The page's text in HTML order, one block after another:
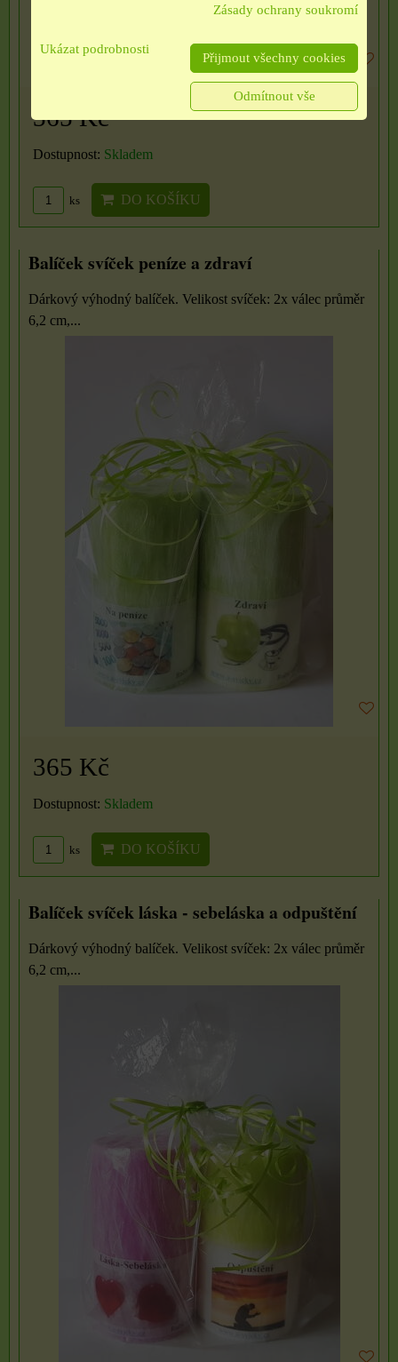
365 Kč
Dostupnost: Skladem
ks DO KOŠÍKU
Balíček svíček peníze a zdraví
Dárkový výhodný balíček. Velikost svíček: 2x válec průměr
6,2 cm,...
365 Kč
Dostupnost: Skladem
ks DO KOŠÍKU
Balíček svíček láska - sebeláska a odpuštění
Dárkový výhodný balíček. Velikost svíček: 2x válec průměr
6,2 cm,...
Zásady ochrany soukromí
Ukázat podrobnosti
Přijmout všechny cookies
Odmítnout vše